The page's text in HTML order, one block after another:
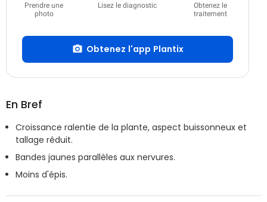
Prendre une
photo
Lisez le diagnostic
Obtenez le
traitement
Obtenez l'app Plantix
En Bref
Croissance ralentie de la plante, aspect buissonneux et
tallage réduit.
Bandes jaunes parallèles aux nervures.
Moins d'épis.